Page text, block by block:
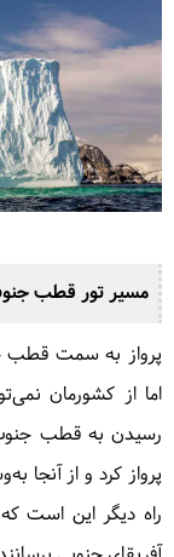
مسیر تور قطب
پرواز به سمت قطب
اما از کشورمان
رسیدن به قطب جنوب
پرواز کرد و از
راه دیگر این است